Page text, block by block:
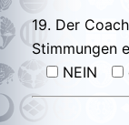
19. Der
Stimmungen
NEIN